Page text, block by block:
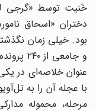
دختران «اسحاق
بود. خیلی زمان
و جامعی از
عنوان خلاصه‌ای در یکی
با عجله آن را به
مرحله، محموله